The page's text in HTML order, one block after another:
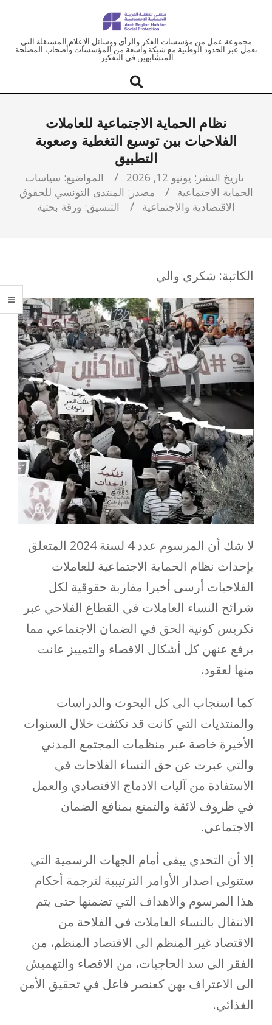
ملتقى
العربية
للحماية
الاجتماعية
مجموعة عمل من مؤسسات الفكر والرأي ووسائل الإعلام المستقلة التي
تعمل عبر الحدود الوطنية مع شبكة واسعة من المؤسسات وأصحاب المصلحة
المتشابهين في التفكير.
نظام الحماية الاجتماعية للعاملات
الفلاحيات بين توسيع التغطية وصعوبة
التطبيق
تاريخ النشر: يونيو 12, 2026 المواضيع: سياسات
الحماية الاجتماعية
مصدر: المنتدى التونسي للحقوق
الاقتصادية والاجتماعية
التنسيق: ورقة بحثية
الكاتبة: شكري والي
لا شك أن المرسوم عدد 4 لسنة 2024 المتعلق
بإحداث نظام الحماية الاجتماعية للعاملات
الفلاحيات أرسى أخيرا مقاربة حقوقية لكل
شرائح النساء العاملات في القطاع الفلاحي عبر
تكريس كونية الحق في الضمان الاجتماعي مما
يرفع عنهن كل أشكال الاقصاء والتمييز عانت
منها لعقود.
كما استجاب الى كل البحوث والدراسات
والمنتديات التي كانت قد تكثفت خلال السنوات
الأخيرة خاصة عبر منظمات المجتمع المدني
والتي عبرت عن حق النساء الفلاحات في
الاستفادة من آليات الادماج الاقتصادي والعمل
في ظروف لائقة والتمتع بمنافع الضمان
الاجتماعي.
إلا أن التحدي يبقى أمام الجهات الرسمية التي
ستتولى اصدار الأوامر الترتيبية لترجمة أحكام
هذا المرسوم والاهداف التي تضمنها حتى يتم
الانتقال بالنساء العاملات في الفلاحة من
الاقتصاد غير المنظم الى الاقتصاد المنظم، من
الفقر الى سد الحاجيات، من الاقصاء والتهميش
الى الاعتراف بهن كعنصر فاعل في تحقيق الأمن
الغذائي.